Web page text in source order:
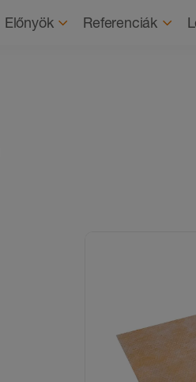
Rólunk
Előnyök Referenciák